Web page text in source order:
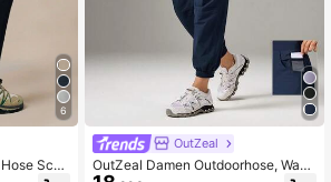
6
Sch
OutZeal
OutZeal Damen Outdoorhose, Wand